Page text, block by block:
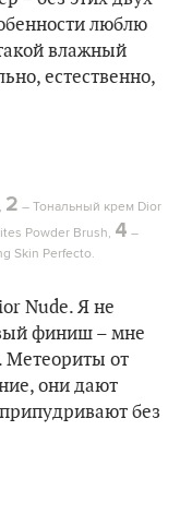
люблю
влажный
естественно,
2 – Тональный крем Dior
Powder Brush, 4 –
Skin Perfecto.
Nude. Я не
финиш – мне
Метеориты от
они дают
без